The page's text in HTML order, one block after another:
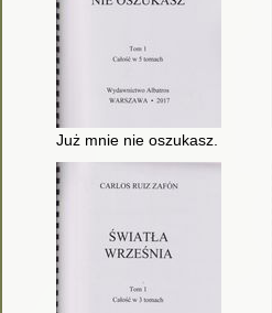
Już mnie nie oszukasz. T. 1